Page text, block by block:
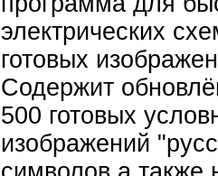
электрических
готовых
Содержит
500 готовых
изображений